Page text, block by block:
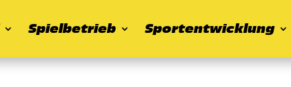
Spielbetrieb Sportentwicklung